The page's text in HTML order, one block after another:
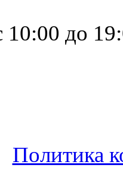
10:00 до
Политика